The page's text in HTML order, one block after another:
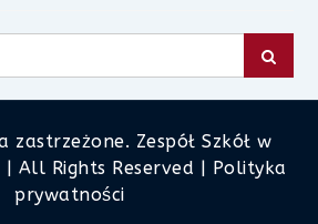
zastrzeżone. Zespół Szkół w
All Rights Reserved |
Polityka
prywatności